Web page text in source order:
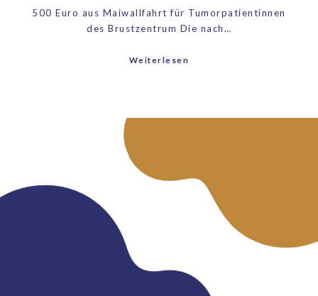
500 Euro aus Maiwallfahrt für Tumorpatientinnen
des Brustzentrum Die nach…
Weiterlesen